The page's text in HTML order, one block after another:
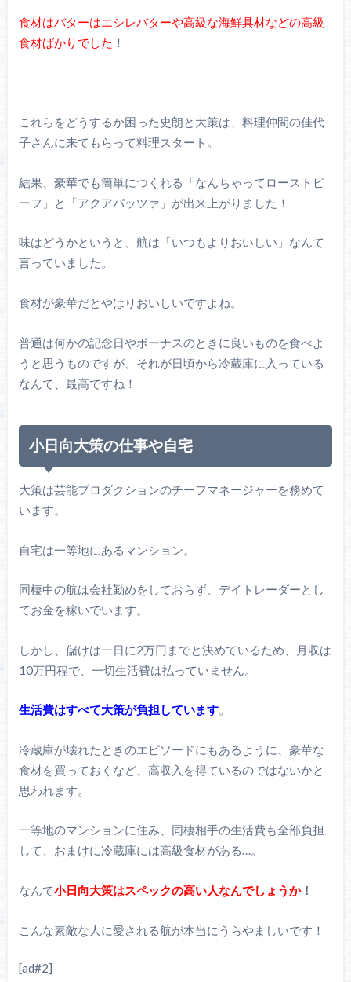
食材はバターはエシレバターや高級な海鮮具材などの高級
食材ばかりでした ！
これらをどうするか困った史朗と大策は、料理仲間の佳代
子さんに来てもらって料理スタート。
結果、豪華でも簡単につくれる「なんちゃってローストビ
ーフ」と「アクアパッツァ」が出来上がりました！
味はどうかというと、航は「いつもよりおいしい」なんて
言っていました。
食材が豪華だとやはりおいしいですよね。
普通は何かの記念日やボーナスのときに良いものを食べよ
うと思うものですが、それが日頃から冷蔵庫に入っている
なんて、最高ですね！
小日向大策の仕事や自宅
大策は芸能プロダクションのチーフマネージャーを務めて
います。
自宅は一等地にあるマンション。
同棲中の航は会社勤めをしておらず、デイトレーダーとし
てお金を稼いでいます。
しかし、儲けは一日に2万円までと決めているため、月収は
10万円程で、一切生活費は払っていません。
生活費はすべて大策が負担しています。
冷蔵庫が壊れたときのエピソードにもあるように、豪華な
食材を買っておくなど、高収入を得ているのではないかと
思われます。
一等地のマンションに住み、同棲相手の生活費も全部負担
して、おまけに冷蔵庫には高級食材がある…。
なんて小日向大策はスペックの高い人なんでしょうか！
こんな素敵な人に愛される航が本当にうらやましいです！
[ad#2]